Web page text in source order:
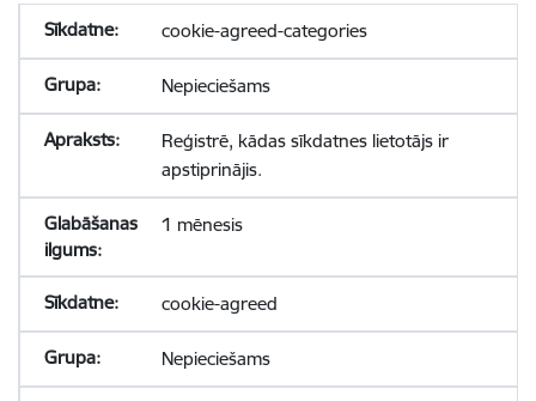
cookie-agreed-categories
Nepieciešams
Reģistrē, kādas sīkdatnes lietotājs ir
apstiprinājis.
1 mēnesis
cookie-agreed
Nepieciešams